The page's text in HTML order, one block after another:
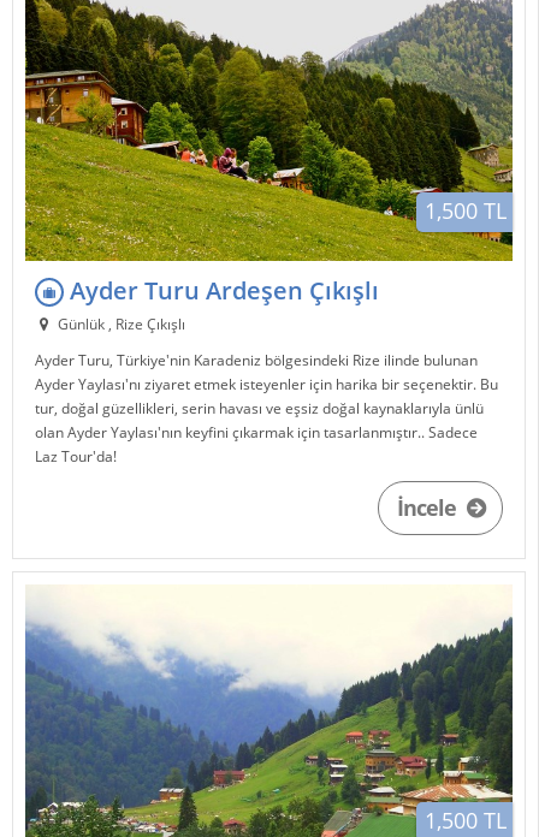
1,500 TL
Ayder Turu Ardeşen Çıkışlı
Günlük , Rize Çıkışlı
Ayder Turu, Türkiye'nin Karadeniz bölgesindeki Rize ilinde bulunan
Ayder Yaylası'nı ziyaret etmek isteyenler için harika bir seçenektir. Bu
tur, doğal güzellikleri, serin havası ve eşsiz doğal kaynaklarıyla ünlü
olan Ayder Yaylası'nın keyfini çıkarmak için tasarlanmıştır.. Sadece
Laz Tour'da!
İncele
1,500 TL